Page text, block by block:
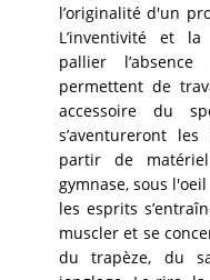
l’originalité d'un
L’inventivité et
pallier
permettent de
accessoire du
s’aventureront
partir de
gymnase, sous
les esprits
muscler et se
du trapèze, du